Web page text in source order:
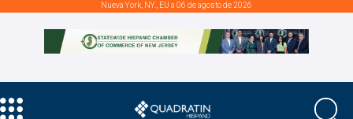
Nueva York, NY., EU a 06 de agosto de 2026